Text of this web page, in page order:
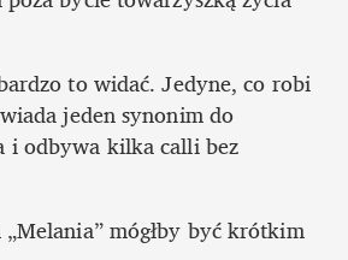
to widać. Jedyne, co robi
jeden synonim do
i odbywa kilka calli bez
mógłby być krótkim